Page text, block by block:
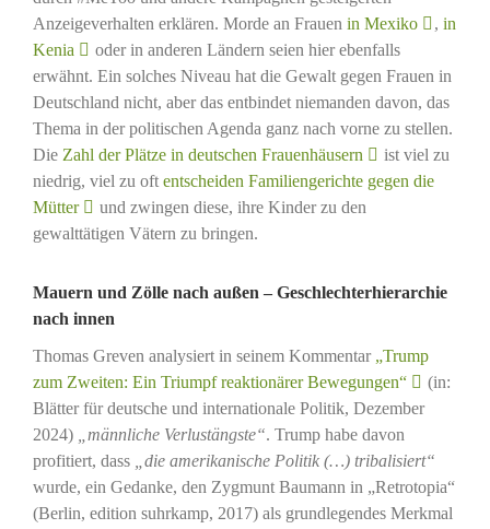
Anzeigeverhalten erklären. Morde an Frauen in Mexiko , in
Kenia
oder in anderen Ländern seien hier ebenfalls
erwähnt. Ein solches Niveau hat die Gewalt gegen Frauen in
Deutschland nicht, aber das entbindet niemanden davon, das
Thema in der politischen Agenda ganz nach vorne zu stellen.
Die Zahl der Plätze in deutschen Frauenhäusern
ist viel zu
niedrig, viel zu oft entscheiden Familiengerichte gegen die
Mütter
und zwingen diese, ihre Kinder zu den
gewalttätigen Vätern zu bringen.
Mauern und Zölle nach außen – Geschlechterhierarchie
nach innen
Thomas Greven analysiert in seinem Kommentar „Trump
zum Zweiten: Ein Triumpf reaktionärer Bewegungen“
(in:
Blätter für deutsche und internationale Politik, Dezember
2024)
„männliche Verlustängste“. Trump habe davon
profitiert, dass
„die amerikanische Politik (…) tribalisiert“
wurde, ein Gedanke, den Zygmunt Baumann in „Retrotopia“
(Berlin, edition suhrkamp, 2017) als grundlegendes Merkmal